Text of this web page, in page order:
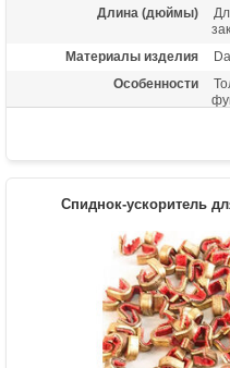
Длина (дюймы)
Материалы изделия
Особенности
Спиднок-ускоритель